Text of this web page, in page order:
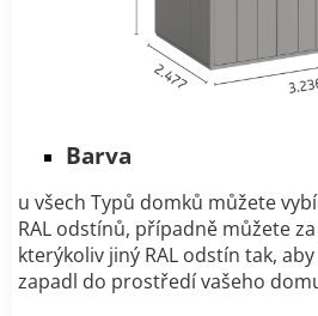
Barva
u všech Typů domků můžete
RAL odstínů, případně můžete
kterýkoliv jiný RAL odstín tak,
zapadl do prostředí vašeho